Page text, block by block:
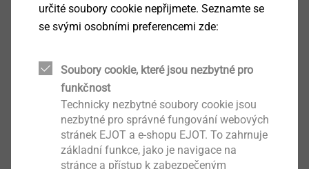
určité soubory cookie nepřijmete. Seznamte se
se svými osobními preferencemi zde:
Soubory cookie, které jsou nezbytné pro
funkčnost
Technicky nezbytné soubory cookie jsou
nezbytné pro správné fungování webových
stránek EJOT a e-shopu EJOT. To zahrnuje
základní funkce, jako je navigace na
stránce a přístup k zabezpečeným